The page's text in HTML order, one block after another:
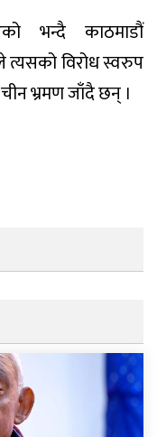
भन्दै काठमाडौं
त्यसको विरोध स्वरुप
चीन भ्रमण जाँदै छन् ।